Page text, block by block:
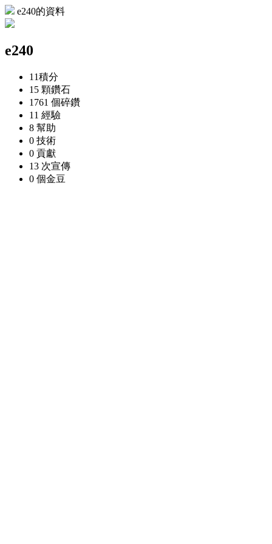
e240的資料
e240
11積分
15 顆鑽石
1761 個碎鑽
11 經驗
8 幫助
0 技術
0 貢獻
13 次宣傳
0 個金豆